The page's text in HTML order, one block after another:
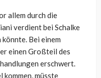
allem durch die
verdient bei Schalke
Bei einem
einen Großteil des
erschwert.
kommen, müsste